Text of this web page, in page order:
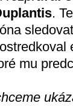
.
mu